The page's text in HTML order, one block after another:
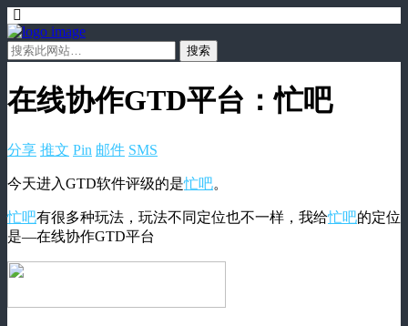
在线协作GTD平台：忙吧
分享 推文 Pin 邮件 SMS
今天进入GTD软件评级的是忙吧。
忙吧有很多种玩法，玩法不同定位也不一样，我给忙吧的定位
是—在线协作GTD平台